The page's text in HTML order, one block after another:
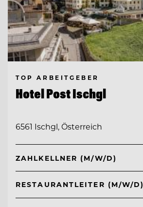
TOP ARBEITGEBER
Hotel Post Ischgl
6561 Ischgl, Österreich
ZAHLKELLNER (M/W/D)
RESTAURANTLEITER (M/W/D)